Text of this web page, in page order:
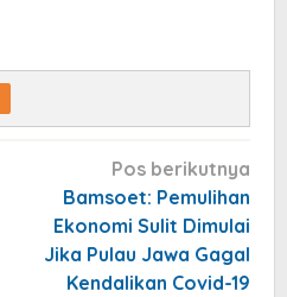
Pos berikutnya
Bamsoet: Pemulihan
Ekonomi Sulit Dimulai
Jika Pulau Jawa Gagal
Kendalikan Covid-19